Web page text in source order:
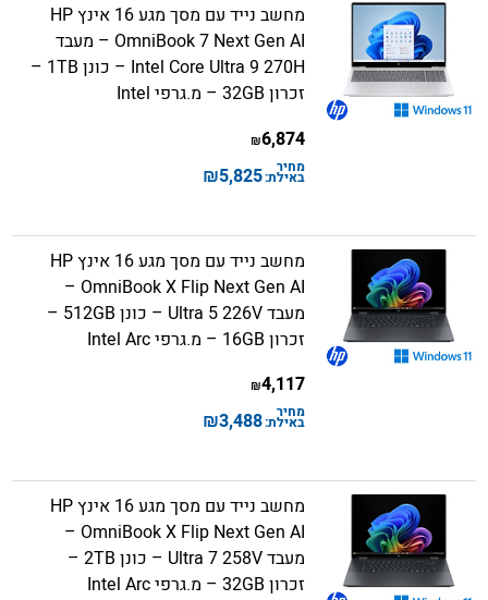
מחשב נייד עם מסך מגע 16 אינץ HP
OmniBook 7 Next Gen AI – מעבד
Intel Core Ultra 9 270H – כונן 1TB –
זכרון 32GB – מ.גרפי Intel
6,874
₪
מחיר
באילת:5,825
₪
מחשב נייד עם מסך מגע 16 אינץ HP
OmniBook X Flip Next Gen AI –
מעבד Ultra 5 226V – כונן 512GB –
זכרון 16GB – מ.גרפי Intel Arc
4,117
₪
מחיר
באילת:3,488
₪
מחשב נייד עם מסך מגע 16 אינץ HP
OmniBook X Flip Next Gen AI –
מעבד Ultra 7 258V – כונן 2TB –
זכרון 32GB – מ.גרפי Intel Arc